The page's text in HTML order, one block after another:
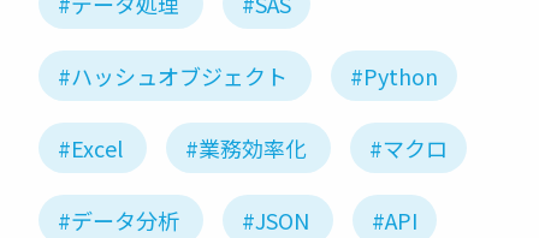
#ハッシュオブジェクト #Python
#Excel #業務効率化 #マクロ
#データ分析 #JSON #API